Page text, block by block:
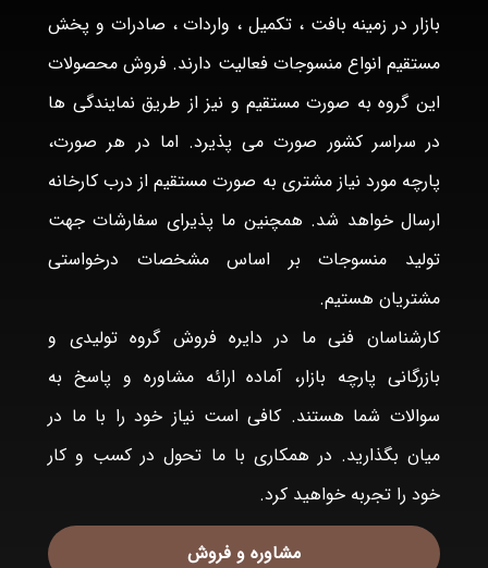
بازار در زمینه بافت ، تکمیل ، واردات ، صادرات و پخش
مستقیم انواع منسوجات فعالیت دارند. فروش محصولات
این گروه به صورت مستقیم و نیز از طریق نمایندگی ها
در سراسر کشور صورت می پذیرد. اما در هر صورت،
پارچه مورد نیاز مشتری به صورت مستقیم از درب کارخانه
ارسال خواهد شد. همچنین ما پذیرای سفارشات جهت
تولید منسوجات بر اساس مشخصات درخواستی
مشتریان هستیم.
کارشناسان فنی ما در دایره فروش گروه تولیدی و
بازرگانی پارچه بازار، آماده ارائه مشاوره و پاسخ به
سوالات شما هستند. کافی است نیاز خود را با ما در
میان بگذارید. در همکاری با ما تحول در کسب و کار
خود را تجربه خواهید کرد.
مشاوره و فروش